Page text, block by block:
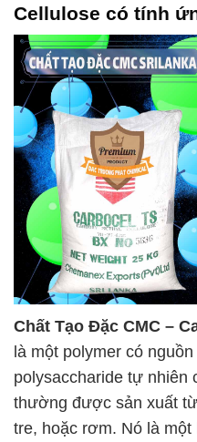
Cellulose có tính
Chất Tạo Đặc CMC –
là một polymer có
polysaccharide tự nhiên
thường được sản xuất
tre, hoặc rơm. Nó là